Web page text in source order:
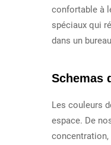
confortable à
spéciaux qui
dans un
Schemas
Les couleurs
espace. De